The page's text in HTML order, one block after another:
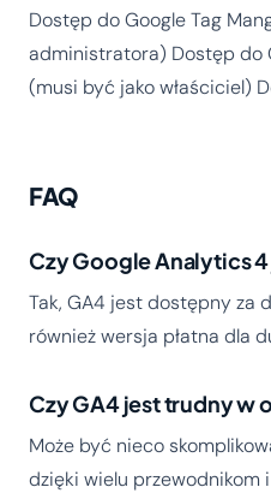
Dostęp do Google Tag
administratora) Dostęp do
(musi być jako właściciel)
FAQ
Czy Google Analytics
Tak, GA4 jest dostępny za
również wersja płatna dla
Czy GA4 jest trudny w
Może być nieco
dzięki wielu przewodnikom